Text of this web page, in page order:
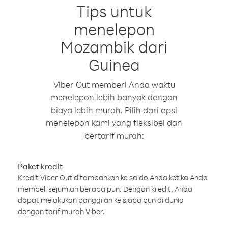
Tips untuk
menelepon
Mozambik dari
Guinea
Viber Out memberi Anda waktu
menelepon lebih banyak dengan
biaya lebih murah. Pilih dari opsi
menelepon kami yang fleksibel dan
bertarif murah:
Paket kredit
Kredit Viber Out ditambahkan ke saldo Anda ketika Anda
membeli sejumlah berapa pun. Dengan kredit, Anda
dapat melakukan panggilan ke siapa pun di dunia
dengan tarif murah Viber.